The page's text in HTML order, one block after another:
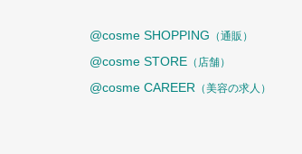
@cosme SHOPPING （通販）
@cosme STORE （店舗）
@cosme CAREER （美容の求人）